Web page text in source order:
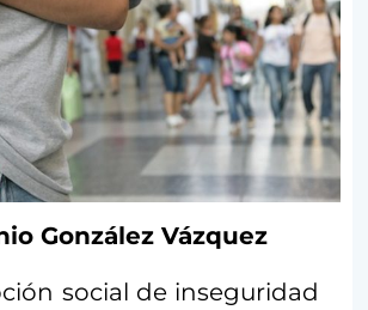
González Vázquez
social de inseguridad